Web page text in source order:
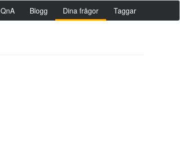
QnA Blogg Dina frågor Taggar